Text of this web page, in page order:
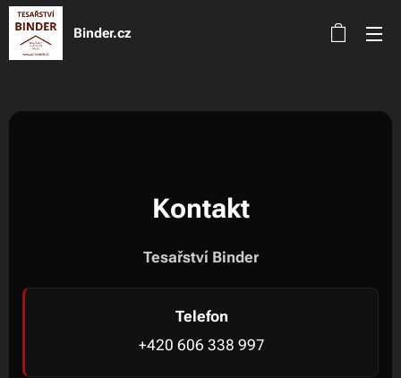
Binder.cz
Kontakt
Tesařství Binder
Telefon
+420 606 338 997